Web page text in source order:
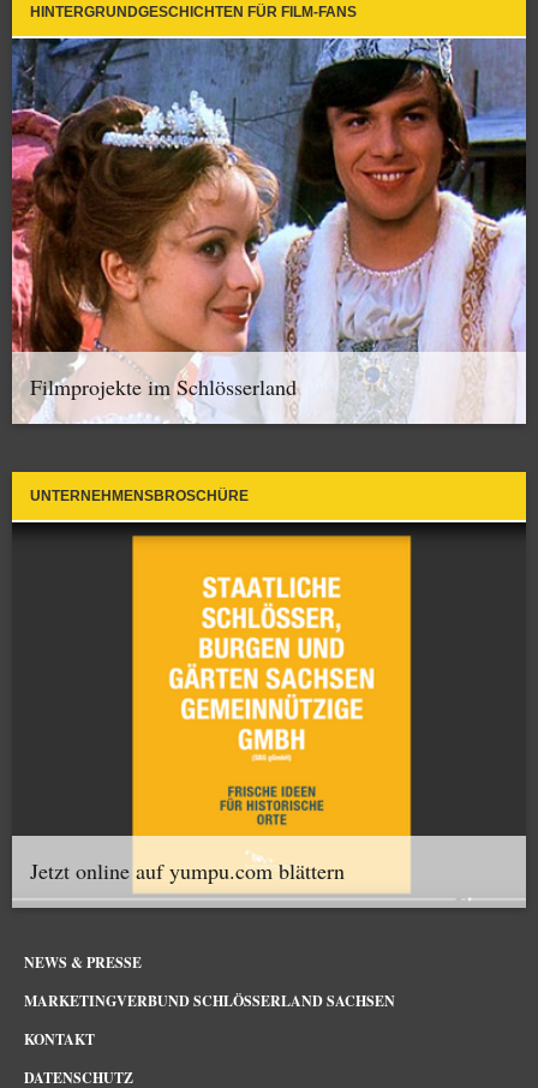
HINTERGRUNDGESCHICHTEN FÜR FILM-FANS
Filmprojekte im Schlösserland
UNTERNEHMENSBROSCHÜRE
Jetzt online auf yumpu.com blättern
NEWS & PRESSE
MARKETINGVERBUND SCHLÖSSERLAND SACHSEN
KONTAKT
DATENSCHUTZ